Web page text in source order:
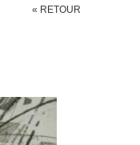
« RETOUR